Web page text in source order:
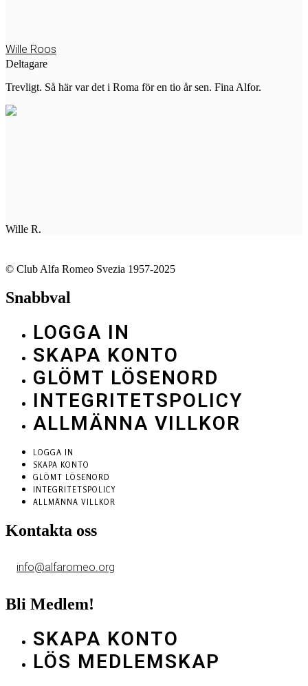
Wille Roos
Deltagare
Trevligt. Så här var det i Roma för en tio år sen. Fina Alfor.
Wille R.
© Club Alfa Romeo Svezia 1957-2025
Snabbval
LOGGA IN
SKAPA KONTO
GLÖMT LÖSENORD
INTEGRITETSPOLICY
ALLMÄNNA VILLKOR
LOGGA IN
SKAPA KONTO
GLÖMT LÖSENORD
INTEGRITETSPOLICY
ALLMÄNNA VILLKOR
Kontakta oss
info@alfaromeo.org
Bli Medlem!
SKAPA KONTO
LÖS MEDLEMSKAP